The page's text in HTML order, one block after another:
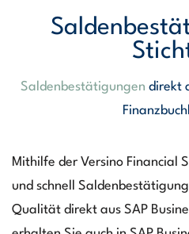
Saldenbestätigungen direkt
Mithilfe der Versino Financial
und schnell
Qualität direkt aus SAP